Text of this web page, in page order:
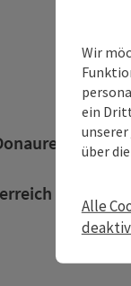
Tourismus
Wir
ein
unserer
über
Alle